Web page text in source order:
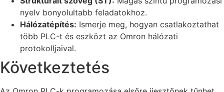
nyelv bonyolultabb feladatokhoz.
Hálózatépítés: Ismerje meg, hogyan csatlakoztathat
több PLC-t és eszközt az Omron hálózati
protokolljaival.
Következtetés